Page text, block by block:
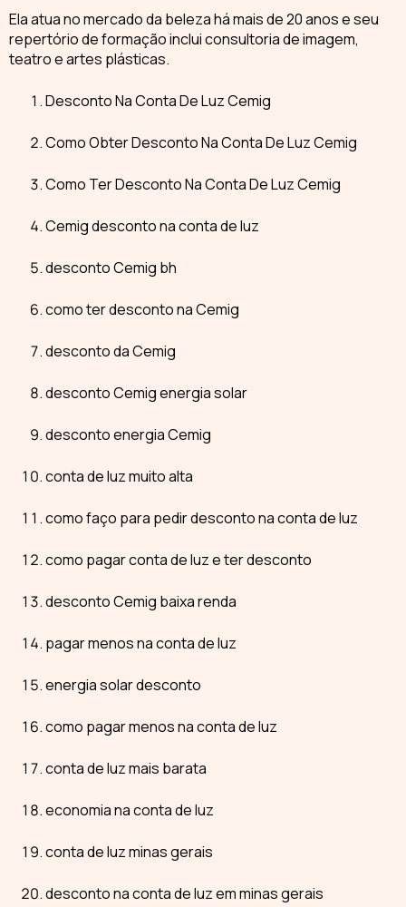
Ela atua no mercado da beleza há mais de 20 anos e seu
repertório de formação incluiconsultoria de imagem,
teatro e artes plásticas.
Desconto Na Conta De Luz Cemig
Como Obter Desconto Na Conta De Luz Cemig
Como Ter Desconto Na Conta De Luz Cemig
Cemig desconto na conta de luz
desconto Cemig bh
como ter desconto na Cemig
desconto da Cemig
desconto Cemig energia solar
desconto energia Cemig
conta de luz muito alta
como faço para pedir desconto na conta de luz
como pagar conta de luz e ter desconto
desconto Cemig baixa renda
pagar menos na conta de luz
energia solar desconto
como pagar menos na conta de luz
conta de luz mais barata
economia na conta de luz
conta de luz minas gerais
desconto na conta de luz em minas gerais